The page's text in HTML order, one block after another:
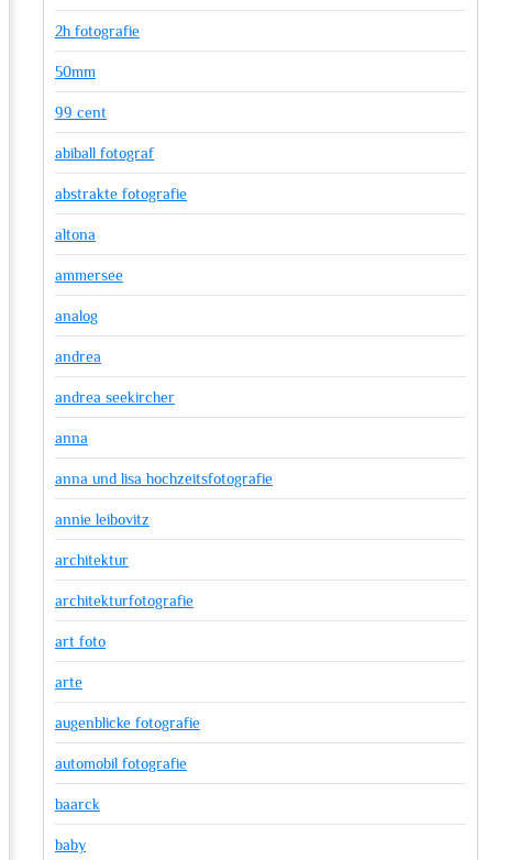
2h fotografie
50mm
99 cent
abiball fotograf
abstrakte fotografie
altona
ammersee
analog
andrea
andrea seekircher
anna
anna und lisa hochzeitsfotografie
annie leibovitz
architektur
architekturfotografie
art foto
arte
augenblicke fotografie
automobil fotografie
baarck
baby